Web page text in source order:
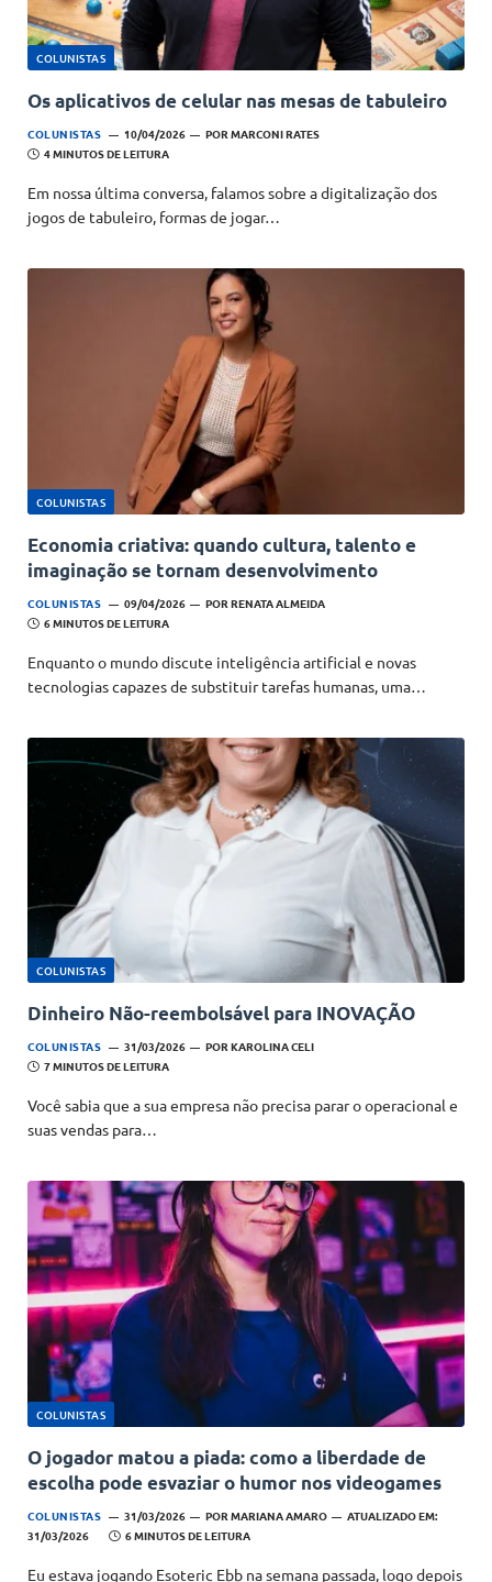
COLUNISTAS
Os aplicativos de celular nas mesas de tabuleiro
COLUNISTAS 10/04/2026 POR MARCONI RATES
4 MINUTOS DE LEITURA
Em nossa última conversa, falamos sobre a digitalização dos
jogos de tabuleiro, formas de jogar…
COLUNISTAS
Economia criativa: quando cultura, talento e
imaginação se tornam desenvolvimento
COLUNISTAS 09/04/2026 POR RENATA ALMEIDA
6 MINUTOS DE LEITURA
Enquanto o mundo discute inteligência artificial e novas
tecnologias capazes de substituir tarefas humanas, uma…
COLUNISTAS
Dinheiro Não-reembolsável para INOVAÇÃO
COLUNISTAS 31/03/2026 PORKAROLINA CELI
7 MINUTOS DE LEITURA
Você sabia que a sua empresa não precisa parar o operacional e
suas vendas para…
COLUNISTAS
O jogador matou a piada: como a liberdade de
escolha pode esvaziar o humor nos videogames
COLUNISTAS 31/03/2026 PORMARIANA AMARO
ATUALIZADO EM:
31/03/2026
6 MINUTOS DE LEITURA
Eu estava jogando Esoteric Ebb na semana passada, logo depois